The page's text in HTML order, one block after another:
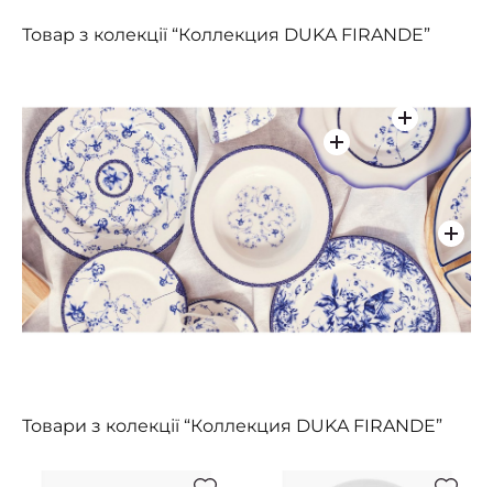
Товар з колекції “Коллекция DUKA FIRANDE”
грн
грнгрн
Товари з колекції “Коллекция DUKA FIRANDE”